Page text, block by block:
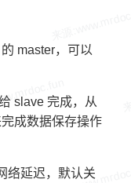
no
master，可以
slave 完成，从
成数据保存操作
络延迟，默认关